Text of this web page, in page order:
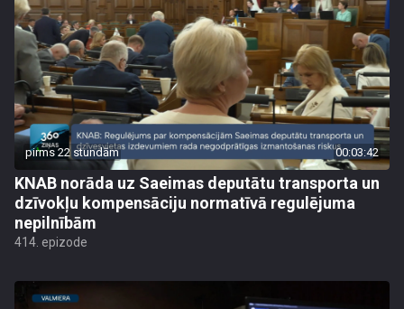
pirms 22 stundām 00:03:42
KNAB norāda uz Saeimas deputātu transporta un
dzīvokļu kompensāciju normatīvā regulējuma
nepilnībām
414. epizode